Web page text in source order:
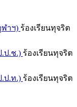
าฯ) ร้องเรียนทุจริต
ป.ช.) ร้องเรียนทุจริต
ป.ท.) ร้องเรียนทุจริต